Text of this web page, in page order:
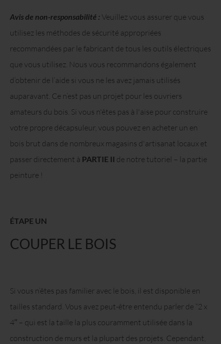
Avis de non-responsabilité : Veuillez vous assurer que vous
utilisez les méthodes de sécurité appropriées
recommandées par le fabricant de tous les outils électriques
que vous utilisez. Nous vous recommandons également
d’obtenir de l’aide si vous ne les avez jamais utilisés
auparavant. Ce n’est pas un projet pour les ouvriers
amateurs du bois. Si vous n'êtes pas à l'aise pour construire
votre propre décapsuleur, vous pouvez en acheter un en
bois brut dans de nombreux magasins d'artisanat locaux et
passer directement à PARTIE II de notre tutoriel – la partie
peinture !
ÉTAPE UN
COUPER LE BOIS
Si vous n’êtes pas familier avec le bois, il est disponible en
tailles standard. Vous avez peut-être entendu parler de “2 x
4′′ – qui est la taille la plus couramment utilisée dans la
construction de murs et la plupart des projets. Cependant,